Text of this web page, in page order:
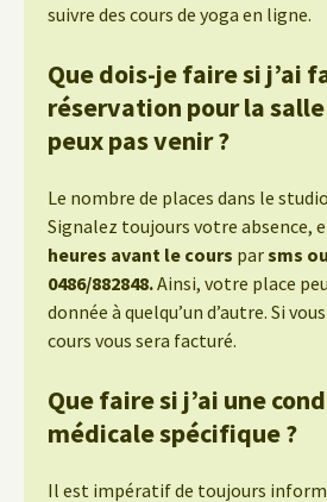
suivre des cours de yoga en ligne.
Que dois-je faire si j’ai
réservation pour la
peux pas venir ?
Le nombre de places dans le
Signalez toujours votre absence,
heures avant le cours parsms
0486/882848.Ainsi, votre place
donnée à quelqu’un d’autre. Si
cours vous sera facturé.
Que faire si j’ai une
médicale spécifique ?
Il est impératif de toujours